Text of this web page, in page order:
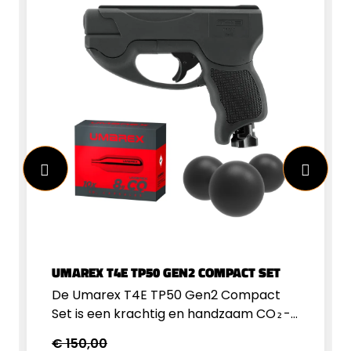
UMAREX T4E TP50 GEN2 COMPACT SET
De Umarex T4E TP50 Gen2 Compact
Set is een krachtig en handzaam CO₂-
€ 150,00